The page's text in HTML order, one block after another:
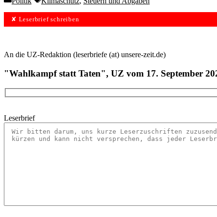
✘ Leserbrief schreiben
An die UZ-Redaktion (leserbriefe (at) unsere-zeit.de)
"Wahlkampf statt Taten", UZ vom 17. September
Leserbrief